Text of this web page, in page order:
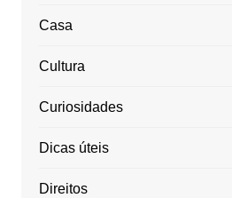
Casa
Cultura
Curiosidades
Dicas úteis
Direitos